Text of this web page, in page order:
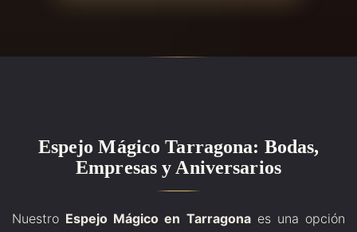
Espejo Mágico Tarragona: Bodas,
Empresas y Aniversarios
Nuestro Espejo Mágico en Tarragonaes una opción